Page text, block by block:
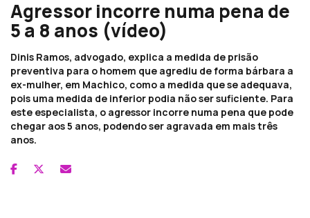
Agressor incorre numa pena de
5 a 8 anos (vídeo)
Dinis Ramos, advogado, explica a medida de prisão
preventiva para o homem que agrediu de forma bárbara a
ex-mulher, em Machico, como a medida que se adequava,
pois uma medida de inferior podia não ser suficiente. Para
este especialista, o agressor incorre numa pena que pode
chegar aos 5 anos, podendo ser agravada em mais três
anos.